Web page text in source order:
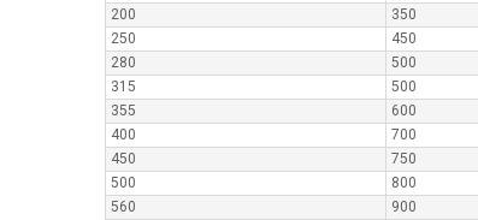
200
350
250
450
280
500
315
500
355
600
400
700
450
750
500
800
560
900